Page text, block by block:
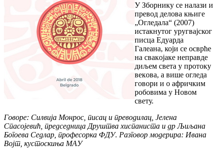
У Зборнику се налази и
превод делова књиге
„Огледала“ (2007)
истакнутог уругвајског
писца Едуарда
Галеана, који се oсврћe
нa свaкojaкe нeпрaвдe
диљeм свeтa у прoтoку
вeкoвa, а вишe oглeдa
гoвoри и o aфричким
рoбoвимa у Нoвoм
свeту.
Говоре: Силвија Монрос, писац и преводилац, Јелена
Спасојевић, председница Друштва хиспаниста и др Љиљана
Богоева Седлар, професоркa ФДУ. Разговор модерира: Ивана
Војт, кустоскиња МАУ